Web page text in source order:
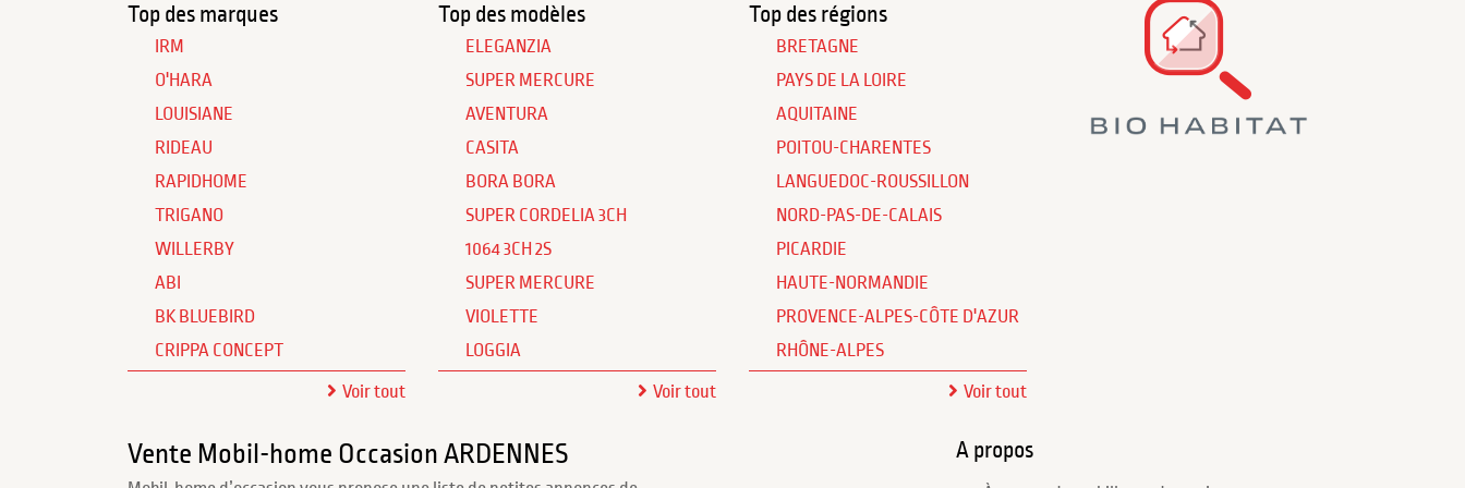
Top des marques
IRM
O'HARA
LOUISIANE
RIDEAU
RAPIDHOME
TRIGANO
WILLERBY
ABI
BK BLUEBIRD
CRIPPA CONCEPT
Voir tout
Top des modèles
ELEGANZIA
SUPER MERCURE
AVENTURA
CASITA
BORA BORA
SUPER CORDELIA 3CH
1064 3CH 2S
SUPER MERCURE
VIOLETTE
LOGGIA
Voir tout
Top des régions
BRETAGNE
PAYS DE LA LOIRE
AQUITAINE
POITOU-CHARENTES
LANGUEDOC-ROUSSILLON
NORD-PAS-DE-CALAIS
PICARDIE
HAUTE-NORMANDIE
PROVENCE-ALPES-CÔTE D'AZUR
RHÔNE-ALPES
Voir tout
Vente Mobil-home Occasion ARDENNES A propos